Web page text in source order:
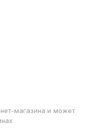
магазина и может